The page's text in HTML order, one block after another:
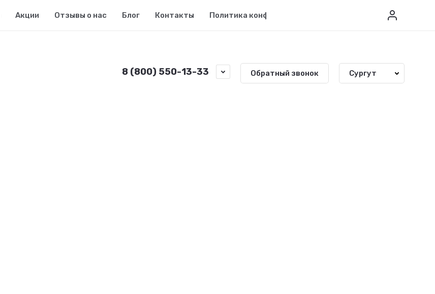
Акции Отзывы о нас Блог Контакты Политика конфиденциальности Вопрос-ответ
8 (800) 550-13-33 Обратный звонок